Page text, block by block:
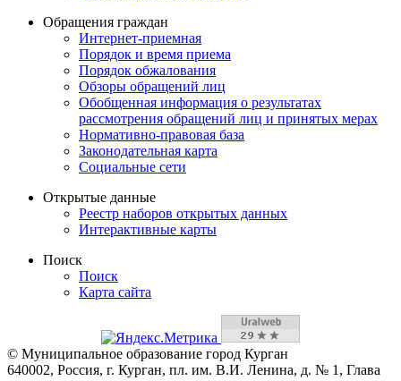
Обращения граждан
Интернет-приемная
Порядок и время приема
Порядок обжалования
Обзоры обращений лиц
Обобщенная информация о результатах
рассмотрения обращений лиц и принятых мерах
Нормативно-правовая база
Законодательная карта
Социальные сети
Открытые данные
Реестр наборов открытых данных
Интерактивные карты
Поиск
Поиск
Карта сайта
© Муниципальное образование город Курган
640002, Россия, г. Курган, пл. им. В.И. Ленина, д. № 1, Глава